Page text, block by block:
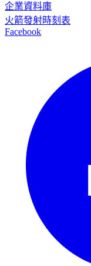
企業資料庫
火箭發射時刻表
Facebook